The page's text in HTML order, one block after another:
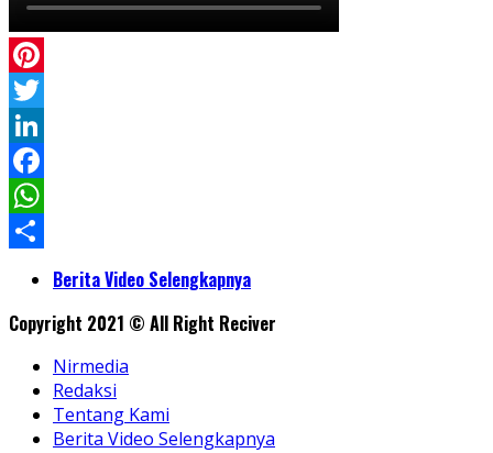
Pinterest
Twitter
LinkedIn
Facebook
WhatsApp
ShareBerita Video Selengkapnya
Copyright 2021 © All Right Reciver
Nirmedia
Redaksi
Tentang Kami
Berita Video Selengkapnya